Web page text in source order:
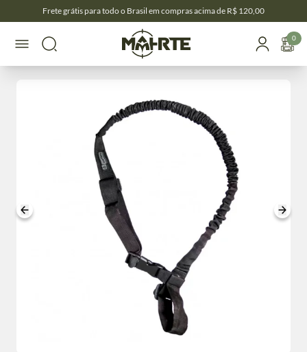
Frete grátis para todo o Brasil em compras acima de R$ 120,00
0